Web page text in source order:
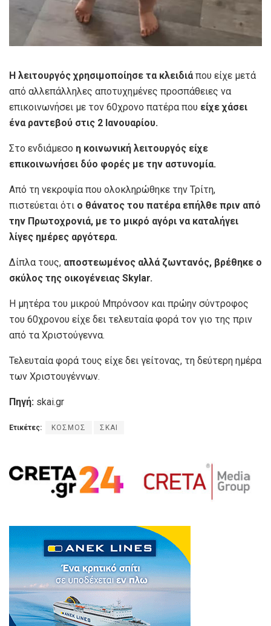
Η λειτουργός χρησιμοποίησε τα κλειδιάπου είχε μετά
από αλλεπάλληλες αποτυχημένες προσπάθειες να
επικοινωνήσει με τον 60χρονο πατέρα που είχε χάσει
ένα ραντεβού στις 2 Ιανουαρίου.
Στο ενδιάμεσο η κοινωνική λειτουργός είχε
επικοινωνήσει δύο φορές με την αστυνομία.
Από τη νεκροψία που ολοκληρώθηκε την Τρίτη,
πιστεύεται ότι ο θάνατος του πατέρα επήλθε πριν από
την Πρωτοχρονιά, με το μικρό αγόρι να καταλήγει
λίγες ημέρες αργότερα.
Δίπλα τους, αποστεωμένος αλλά ζωντανός, βρέθηκε ο
σκύλος της οικογένειας Skylar.
Η μητέρα του μικρού Μπρόνσον και πρώην σύντροφος
του 60χρονου είχε δει τελευταία φορά τον γιο της πριν
από τα Χριστούγεννα.
Τελευταία φορά τους είχε δει γείτονας, τη δεύτερη ημέρα
των Χριστουγέννων.
Πηγή: skai.gr
Ετικέτες: ΚΟΣΜΟΣ ΣΚΑΙ